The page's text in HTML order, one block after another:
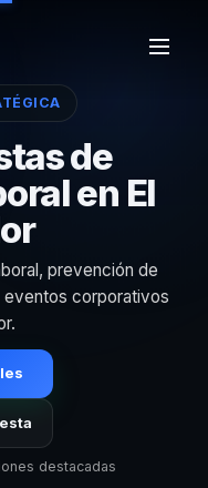
de
en El
prevención de
eventos corporativos
destacadas